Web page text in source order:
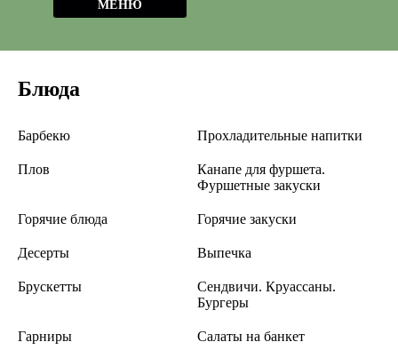
МЕНЮ
Блюда
Барбекю Прохладительные напитки
Плов
Канапе для фуршета.
Фуршетные закуски
Горячие блюда Горячие закуски
Десерты Выпечка
Брускетты
Сендвичи. Круассаны.
Бургеры
Гарниры Салаты на банкет